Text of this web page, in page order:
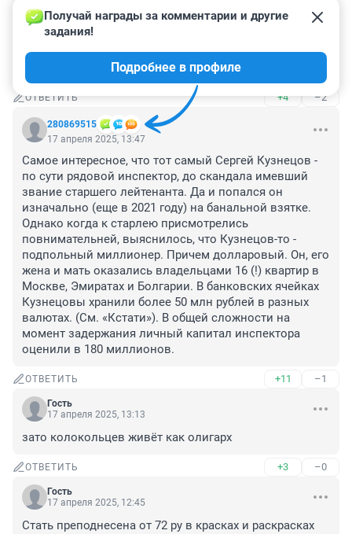
ОТВЕТИТЬ –0
Гость
Я прошу прощения, а что же вы там делаете то тогда
ОТВЕТИТЬ +4 –2
280869515
Получай награды за комментарии и другие
задания!
Подробнее в профиле
17 апреля 2025, 13:47
Самое интересное, что тот самый Сергей Кузнецов -
по сути рядовой инспектор, до скандала имевший
звание старшего лейтенанта. Да и попался он
изначально (еще в 2021 году) на банальной взятке.
Однако когда к старлею присмотрелись
повнимательней, выяснилось, что Кузнецов-то -
подпольный миллионер. Причем долларовый. Он, его
жена и мать оказались владельцами 16 (!) квартир в
Москве, Эмиратах и Болгарии. В банковских ячейках
Кузнецовы хранили более 50 млн рублей в разных
валютах. (См. «Кстати»). В общей сложности на
момент задержания личный капитал инспектора
оценили в 180 миллионов.
ОТВЕТИТЬ +11 –1
Гость
17 апреля 2025, 13:13
зато колокольцев живёт как олигарх
ОТВЕТИТЬ +3 –0
Гость
17 апреля 2025, 12:45
Стать преподнесена от 72 ру в красках и раскрасках